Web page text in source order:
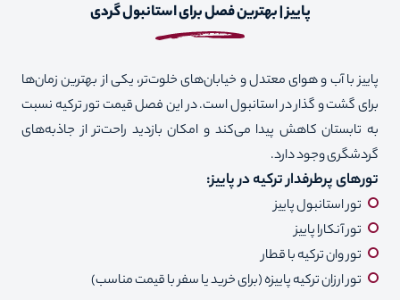
پاییز | بهترین فصل برای استانبول گردی
پاییز با آب ‌و هوای معتدل و خیابان‌های خلوت‌تر، یکی از بهترین زمان‌ها
برای گشت و‌ گذار در استانبول است. در این فصل قیمت تور ترکیه نسبت
به تابستان کاهش پیدا می‌کند و امکان بازدید راحت‌تر از جاذبه‌های
گردشگری وجود دارد.
تورهای پرطرفدار ترکیه در پاییز:
تور استانبول پاییز
تور آنکارا پاییز
تور وان ترکیه با قطار
تور ارزان ترکیه پاییزه (برای خرید یا سفر با قیمت مناسب)